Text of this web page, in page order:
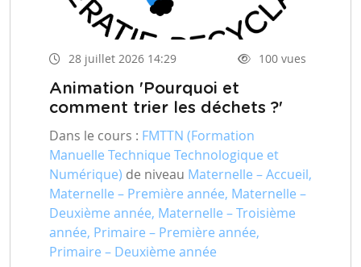
28 juillet 2026 14:29 100 vues
Animation 'Pourquoi et
comment trier les déchets ?'
Dans le cours : FMTTN (Formation
Manuelle Technique Technologique et
Numérique) de niveau Maternelle – Accueil,
Maternelle – Première année, Maternelle –
Deuxième année, Maternelle – Troisième
année, Primaire – Première année,
Primaire – Deuxième année